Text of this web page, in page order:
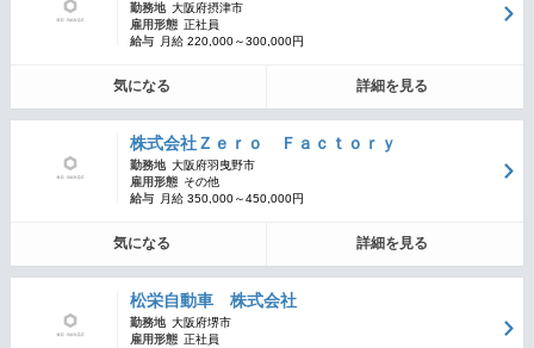
勤務地 大阪府摂津市
雇用形態 正社員
給与
月給 220,000～300,000円
気になる 詳細を見る
株式会社Ｚｅｒｏ Ｆａｃｔｏｒｙ
勤務地 大阪府羽曳野市
雇用形態 その他
給与
月給 350,000～450,000円
気になる 詳細を見る
松栄自動車 株式会社
勤務地 大阪府堺市
雇用形態 正社員